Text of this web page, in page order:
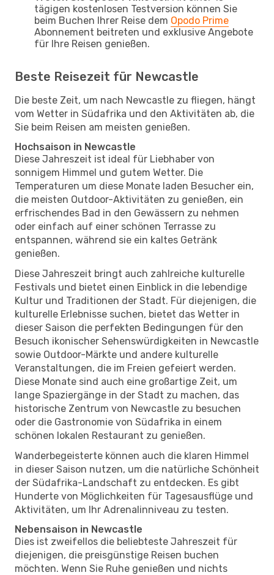
tägigen kostenlosen Testversion können Sie
beim Buchen Ihrer Reise dem Opodo Prime
Abonnement beitreten und exklusive Angebote
für Ihre Reisen genießen.
Beste Reisezeit für Newcastle
Die beste Zeit, um nach Newcastle zu fliegen, hängt
vom Wetter in Südafrika und den Aktivitäten ab, die
Sie beim Reisen am meisten genießen.
Hochsaison in Newcastle
Diese Jahreszeit ist ideal für Liebhaber von
sonnigem Himmel und gutem Wetter. Die
Temperaturen um diese Monate laden Besucher ein,
die meisten Outdoor-Aktivitäten zu genießen, ein
erfrischendes Bad in den Gewässern zu nehmen
oder einfach auf einer schönen Terrasse zu
entspannen, während sie ein kaltes Getränk
genießen.
Diese Jahreszeit bringt auch zahlreiche kulturelle
Festivals und bietet einen Einblick in die lebendige
Kultur und Traditionen der Stadt. Für diejenigen, die
kulturelle Erlebnisse suchen, bietet das Wetter in
dieser Saison die perfekten Bedingungen für den
Besuch ikonischer Sehenswürdigkeiten in Newcastle
sowie Outdoor-Märkte und andere kulturelle
Veranstaltungen, die im Freien gefeiert werden.
Diese Monate sind auch eine großartige Zeit, um
lange Spaziergänge in der Stadt zu machen, das
historische Zentrum von Newcastle zu besuchen
oder die Gastronomie von Südafrika in einem
schönen lokalen Restaurant zu genießen.
Wanderbegeisterte können auch die klaren Himmel
in dieser Saison nutzen, um die natürliche Schönheit
der Südafrika-Landschaft zu entdecken. Es gibt
Hunderte von Möglichkeiten für Tagesausflüge und
Aktivitäten, um Ihr Adrenalinniveau zu testen.
Nebensaison in Newcastle
Dies ist zweifellos die beliebteste Jahreszeit für
diejenigen, die preisgünstige Reisen buchen
möchten. Wenn Sie Ruhe genießen und nichts